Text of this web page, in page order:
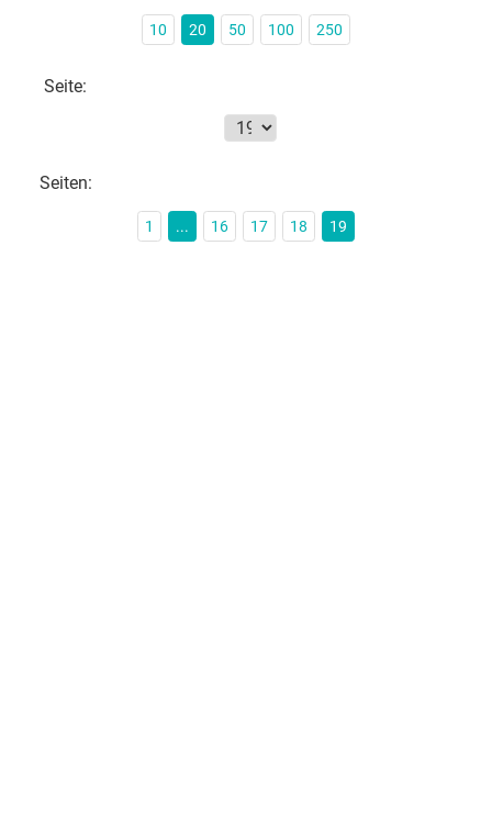
10 20 50 100 250
Seite:
Seiten:
1 ... 16 17 18 19